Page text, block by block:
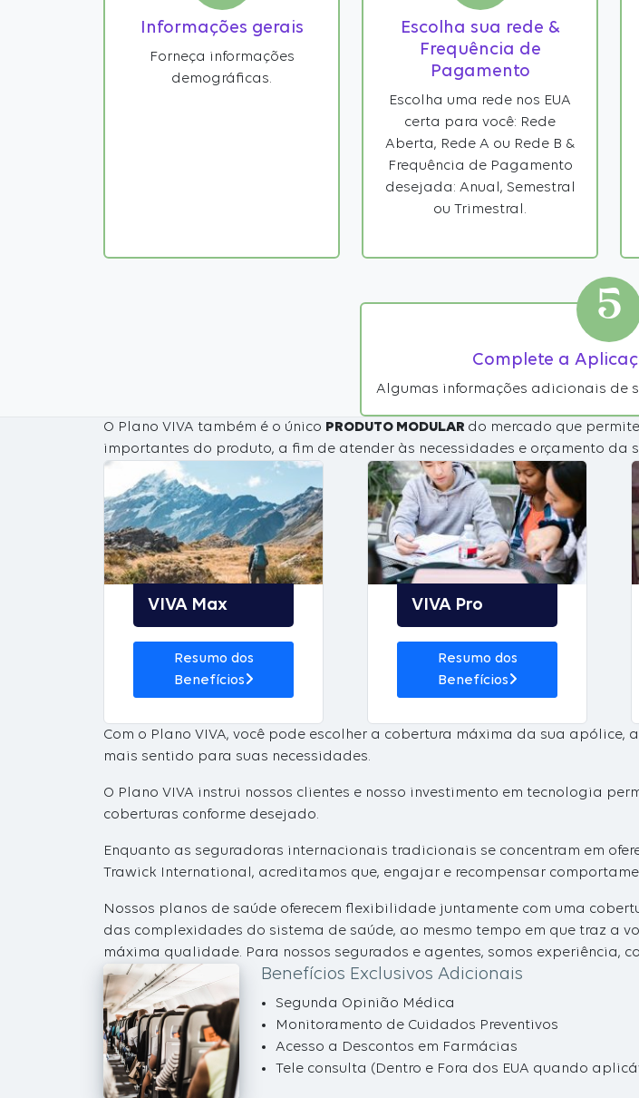
Informações gerais
Forneça informações
demográficas.
Escolha sua rede &
Frequência de
Pagamento
Escolha uma rede nos EUA
certa para você: Rede
Aberta, Rede A ou Rede B &
Frequência de Pagamento
desejada: Anual, Semestral
ou Trimestral.
5
Complete a
Algumas informações adicionais de
O Plano VIVA também é o único PRODUTO MODULAR do mercado que
importantes do produto, a fim de atender às necessidades e orçamento da
VIVA Max
Resumo dos
Benefícios
VIVA Pro
Resumo dos
Benefícios
Com o Plano VIVA, você pode escolher a cobertura máxima da sua apólice,
mais sentido para suas necessidades.
O Plano VIVA instrui nossos clientes e nosso investimento em tecnologia
coberturas conforme desejado.
Enquanto as seguradoras internacionais tradicionais se concentram em
Trawick International, acreditamos que, engajar e recompensar
Nossos planos de saúde oferecem flexibilidade juntamente com uma
das complexidades do sistema de saúde, ao mesmo tempo em que traz a
máxima qualidade. Para nossos segurados e agentes, somos experiência,
Benefícios Exclusivos Adicionais
Segunda Opinião Médica
Monitoramento de Cuidados Preventivos
Acesso a Descontos em Farmácias
Tele consulta (Dentro e Fora dos EUA quando